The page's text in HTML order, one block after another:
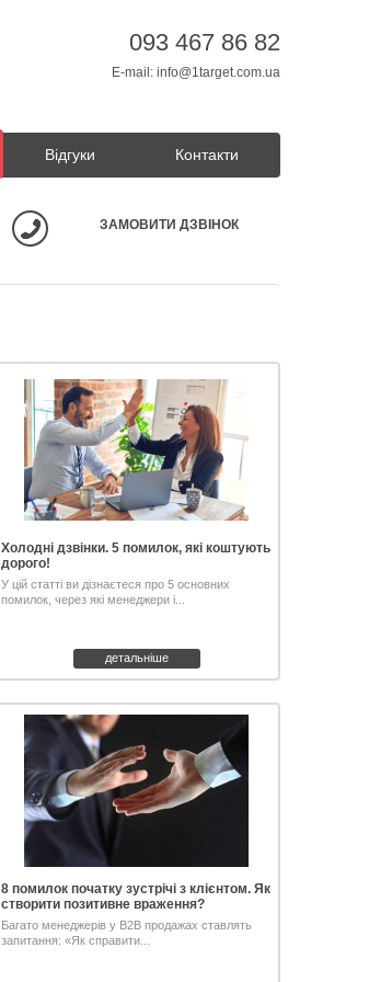
093 467 86 82
E-mail: info@1target.com.ua
Відгуки Контакти
ЗАМОВИТИ ДЗВІНОК
Холодні дзвінки. 5 помилок, які коштують
дорого!
У цій статті ви дізнаєтеся про 5 основних
помилок, через які менеджери і...
детальніше
8 помилок початку зустрічі з клієнтом. Як
створити позитивне враження?
Багато менеджерів у B2B продажах ставлять
запитання: «Як справити...